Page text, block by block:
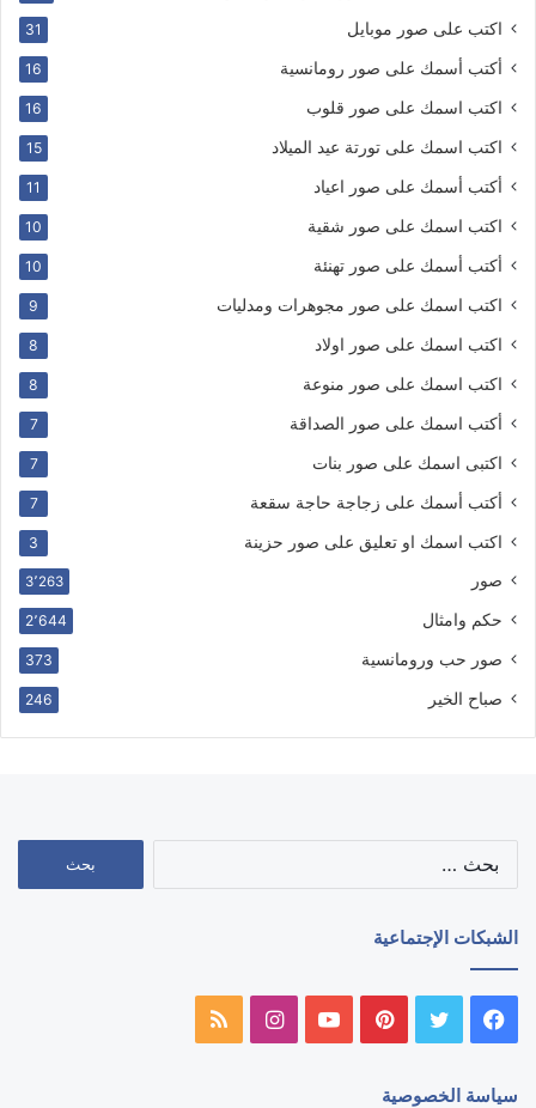
اكتب على صور موبايل 31
أكتب أسمك على صور رومانسية 16
اكتب اسمك على صور قلوب 16
اكتب اسمك على تورتة عيد الميلاد 15
أكتب أسمك على صور اعياد 11
اكتب اسمك على صور شقية 10
أكتب أسمك على صور تهنئة 10
اكتب اسمك على صور مجوهرات ومدليات 9
اكتب اسمك على صور اولاد 8
اكتب اسمك على صور منوعة 8
أكتب اسمك على صور الصداقة 7
اكتبى اسمك على صور بنات 7
أكتب أسمك على زجاجة حاجة سقعة 7
اكتب اسمك او تعليق على صور حزينة 3
صور 3٬263
حكم وامثال 2٬644
صور حب ورومانسية 373
صباح الخير 246
الشبكات الإجتماعية
فيسبوك تويتر بينتيريستيوتيوبانستقرامملخص
سياسة الخصوصية